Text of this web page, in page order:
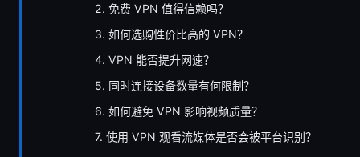
2. 免费 VPN 值得信赖吗？
3. 如何选购性价比高的 VPN？
4. VPN 能否提升网速？
5. 同时连接设备数量有何限制？
6. 如何避免 VPN 影响视频质量？
7. 使用 VPN 观看流媒体是否会被平台识别？